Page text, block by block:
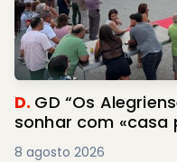
D. GD “Os
sonhar com «casa
8 agosto 2026